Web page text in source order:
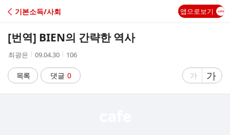
C
A
기본소득/사회 앱으로보기
[번역] BIEN의 간략한 역사
작
자
최광은
작
시
간
09.04.30
조
수
106
목록 댓글 0
글
가
글
자
가